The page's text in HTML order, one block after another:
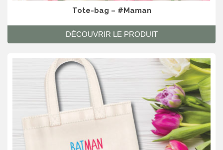
Tote-bag – #Maman
DÉCOUVRIR LE PRODUIT